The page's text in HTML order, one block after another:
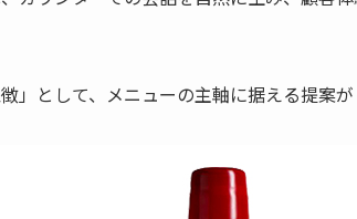
」として、メニューの主軸に据える提案が